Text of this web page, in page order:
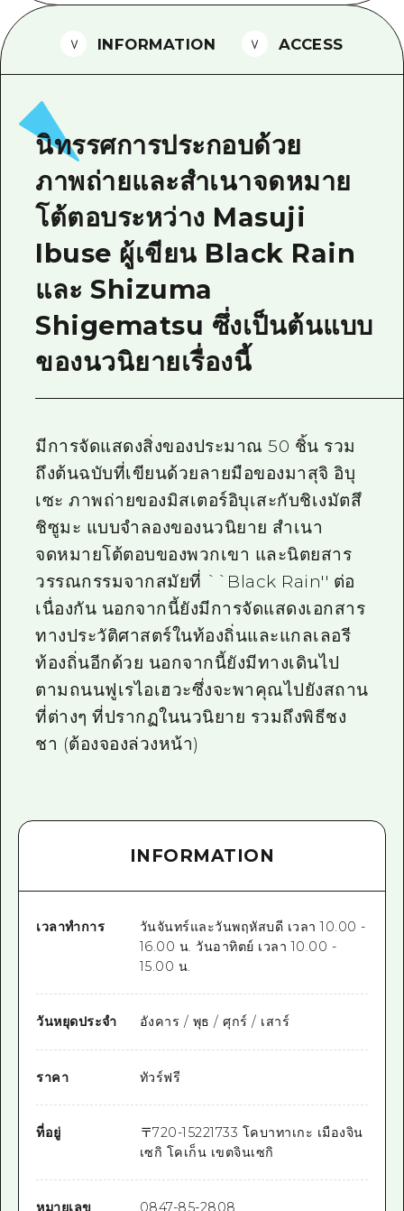
ดาวน์โหลดรูปภาพ
ข้อมูลการขนส่งระหว่างเกิดภัยพิบัติ
INFORMATION ACCESS
นิทรรศการประกอบด้วย
ภาพถ่ายและสำเนาจดหมาย
โต้ตอบระหว่าง Masuji
Ibuse ผู้เขียน Black Rain
และ Shizuma
Shigematsu ซึ่งเป็นต้นแบบ
ของนวนิยายเรื่องนี้
มีการจัดแสดงสิ่งของประมาณ 50 ชิ้น รวม
ถึงต้นฉบับที่เขียนด้วยลายมือของมาสุจิ อิบุ
เซะ ภาพถ่ายของมิสเตอร์อิบุเสะกับชิเงมัตสึ
ชิซูมะ แบบจำลองของนวนิยาย สำเนา
จดหมายโต้ตอบของพวกเขา และนิตยสาร
วรรณกรรมจากสมัยที่ ``Black Rain'' ต่อ
เนื่องกัน นอกจากนี้ยังมีการจัดแสดงเอกสาร
ทางประวัติศาสตร์ในท้องถิ่นและแกลเลอรี
ท้องถิ่นอีกด้วย นอกจากนี้ยังมีทางเดินไป
ตามถนนฟูเรไอเฮวะซึ่งจะพาคุณไปยังสถาน
ที่ต่างๆ ที่ปรากฏในนวนิยาย รวมถึงพิธีชง
ชา (ต้องจองล่วงหน้า)
INFORMATION
เวลาทำการ
วันจันทร์และวันพฤหัสบดี เวลา 10.00 -
16.00 น. วันอาทิตย์ เวลา 10.00 -
15.00 น.
วันหยุดประจำ อังคาร / พุธ / ศุกร์ / เสาร์
ราคา ทัวร์ฟรี
ที่อยู่ 〒720-15221733 โคบาทาเกะ เมืองจิน
เซกิ โคเก็น เขตจินเซกิ
หมายเลข 0847-85-2808